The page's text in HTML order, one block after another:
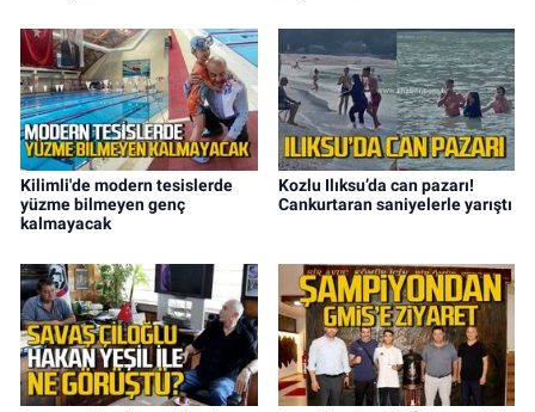
Kilimli'de modern tesislerde
yüzme bilmeyen genç
kalmayacak
Kozlu Ilıksu’da can pazarı!
Cankurtaran saniyelerle yarıştı